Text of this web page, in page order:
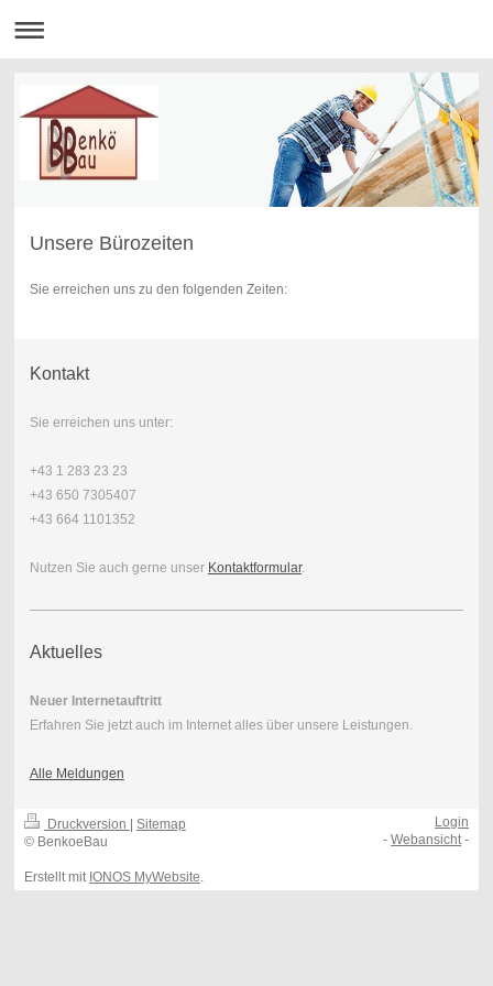
Unsere Bürozeiten
Sie erreichen uns zu den folgenden Zeiten:
Kontakt
Sie erreichen uns unter:
+43 1 283 23 23
+43 650 7305407
+43 664 1101352
Nutzen Sie auch gerne unser Kontaktformular.
Aktuelles
Neuer Internetauftritt
Erfahren Sie jetzt auch im Internet alles über unsere Leistungen.
Alle Meldungen
Druckversion | Sitemap
© BenkoeBau
Erstellt mit IONOS MyWebsite
Login
-Webansicht -